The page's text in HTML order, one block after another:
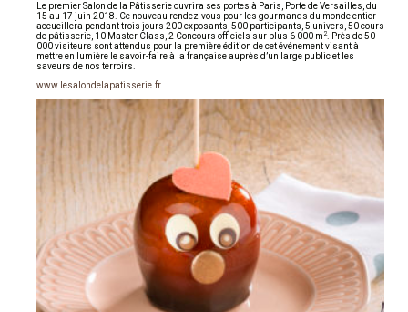
Le premier Salon de la Pâtisserie ouvrira ses portes à Paris, Porte de Versailles, du
15 au 17 juin 2018. Ce nouveau rendez-vous pour les gourmands du monde entier
accueillera pendant trois jours 200 exposants, 500 participants, 5 univers, 50 cours
de pâtisserie, 10 Master Class, 2 Concours officiels sur plus 6 000 m 2. Près de 50
000 visiteurs sont attendus pour la première édition de cet événement visant à
mettre en lumière le savoir-faire à la française auprès d’un large public et les
saveurs de nos terroirs.
www.lesalondelapatisserie.fr